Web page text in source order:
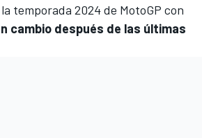
temporada 2024 de MotoGP con
cambio después de las últimas